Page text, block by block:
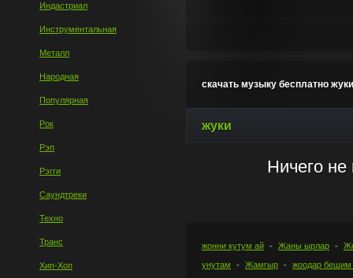
Индастриал
Инструментальная
Металл
Народная
Популярная
Рок
Рэп
Рэгги
Саундтреки
Техно
Транс
Хип-Хоп
скачать музыку бесплатно
жуки
Ничего
жонни кутум ай Жаны ырлар
унутам
Жамгыр
жоодар бешим